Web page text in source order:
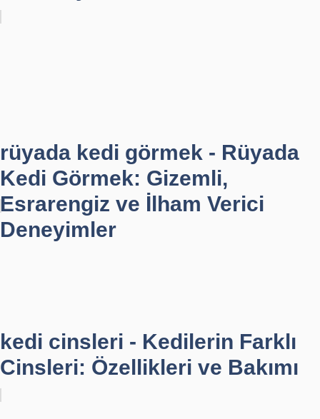
rüyada kedi görmek - Rüyada
Kedi Görmek: Gizemli,
Esrarengiz ve İlham Verici
Deneyimler
kedi cinsleri - Kedilerin Farklı
Cinsleri: Özellikleri ve Bakımı